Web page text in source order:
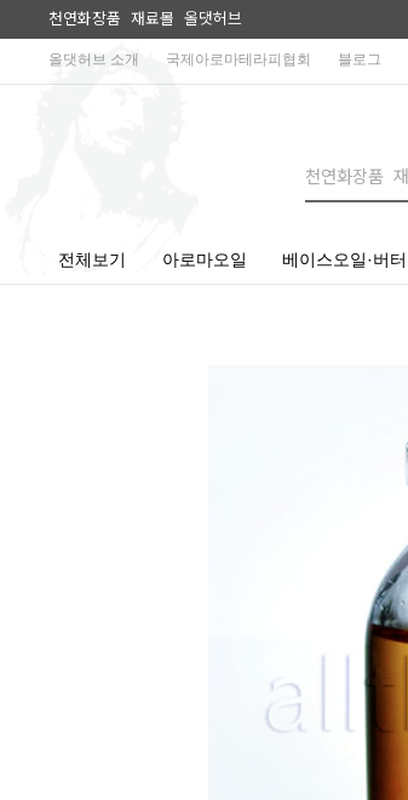
천연화장품 재료몰 올댓허브
올댓허브 소개 국제아로마테라피협회 블로그
전체보기 아로마오일 베이스오일·버터